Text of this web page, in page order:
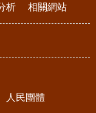
析 相關網站
人民團體